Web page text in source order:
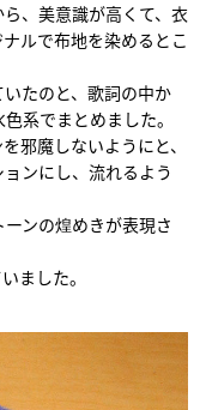
、美意識が高くて、衣
ルで布地を染めるとこ
たのと、歌詞の中か
系でまとめました。
邪魔しないようにと、
ンにし、流れるよう
ンの煌めきが表現さ
ました。